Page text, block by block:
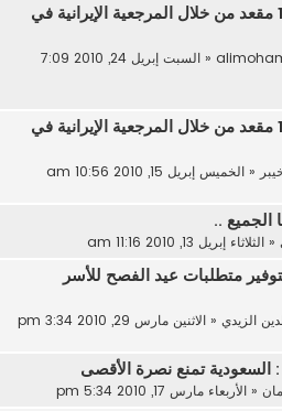
حصول الفرس على 160 مقعد من خلال المرجعية الإيرانية في
«
السبت إبريل 24, 2010 7:09
حصول الفرس على 160 مقعد من خلال المرجعية الإيرانية في
« الخميس إبريل 15, 2010 10:56 am
..
« الثلاثاء إبريل 13, 2010 11:16 am
متطلبات عيد الفصح للأسر
الزيدي« الاثنين مارس 29, 2010 3:34 pm
تمنع نصرة الأقصى
« الأربعاء مارس 17, 2010 5:34 pm